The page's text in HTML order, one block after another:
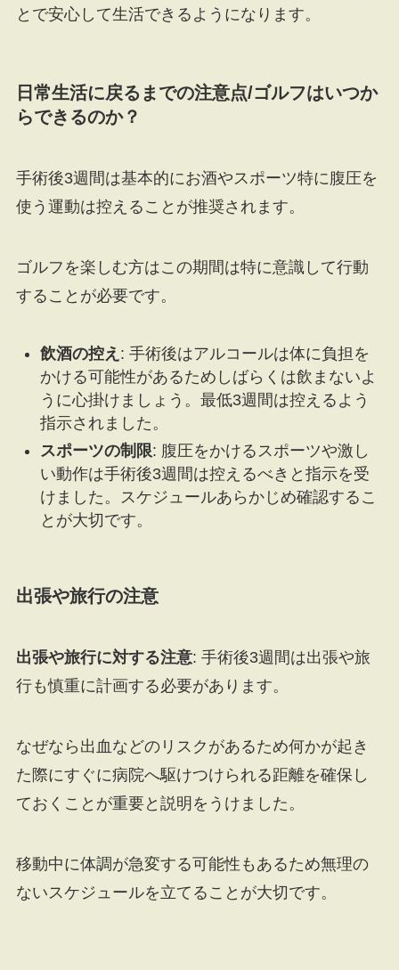
とで安心して生活できるようになります。
日常生活に戻るまでの注意点/ゴルフはいつか
らできるのか？
手術後3週間は基本的にお酒やスポーツ特に腹圧を
使う運動は控えることが推奨されます。
ゴルフを楽しむ方はこの期間は特に意識して行動
することが必要です。
飲酒の控え : 手術後はアルコールは体に負担を
かける可能性があるためしばらくは飲まないよ
うに心掛けましょう。最低3週間は控えるよう
指示されました。
スポーツの制限: 腹圧をかけるスポーツや激し
い動作は手術後3週間は控えるべきと指示を受
けました。スケジュールあらかじめ確認するこ
とが大切です。
出張や旅行の注意
出張や旅行に対する注意: 手術後3週間は出張や旅
行も慎重に計画する必要があります。
なぜなら出血などのリスクがあるため何かが起き
た際にすぐに病院へ駆けつけられる距離を確保し
ておくことが重要と説明をうけました。
移動中に体調が急変する可能性もあるため無理の
ないスケジュールを立てることが大切です。